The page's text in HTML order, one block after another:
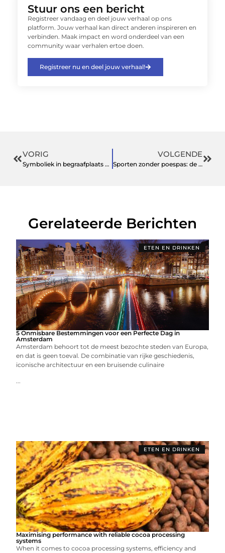
Stuur ons een bericht
Registreer vandaag en deel jouw verhaal op ons
platform. Jouw verhaal kan direct anderen inspireren en
verbinden. Maak impact en word onderdeel van een
community waar verhalen ertoe doen.
Registreer nu en deel jouw verhaal!
VORIG
Symboliek in begraafplaats benodigdheden
VOLGENDE
Sporten zonder poespas: de slimme keuze voor Gym Leeuwarden
Gerelateerde Berichten
ETEN EN DRINKEN
5 Onmisbare Bestemmingen voor een Perfecte Dag in
Amsterdam
Amsterdam behoort tot de meest bezochte steden van Europa,
en dat is geen toeval. De combinatie van rijke geschiedenis,
iconische architectuur en een bruisende culinaire
...
ETEN EN DRINKEN
Maximising performance with reliable cocoa processing
systems
When it comes to cocoa processing systems, efficiency and